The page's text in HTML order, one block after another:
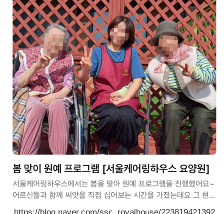
https://blog.naver.com/ssc_royalhouse/223819421392